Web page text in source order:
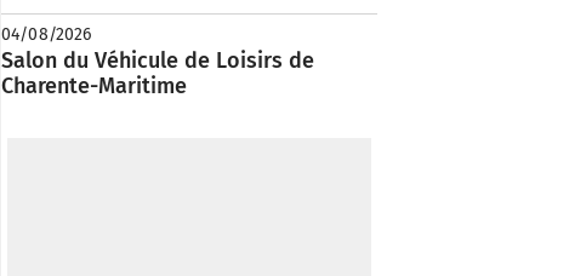
04/08/2026
Salon du Véhicule de Loisirs de
Charente-Maritime